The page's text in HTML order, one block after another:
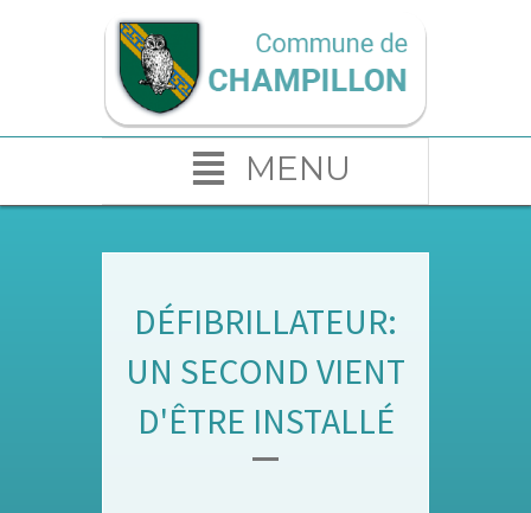
MENU
DÉFIBRILLATEUR:
UN SECOND VIENT
D'ÊTRE INSTALLÉ